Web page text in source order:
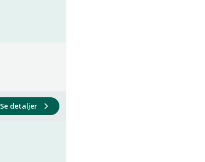
Se detaljer